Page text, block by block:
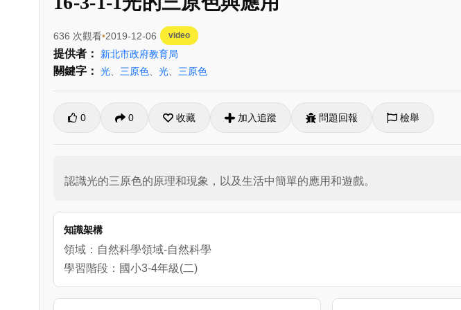
636 次觀看 2019-12-06 video
提供者： 新北市政府教育局
關鍵字： 光 三原色 光 三原色
0 0 收藏 加入追蹤 問題回報 檢舉
認識光的三原色的原理和現象，以及生活中簡單的應用和遊戲。
知識架構
領域：自然科學領域-自然科學
學習階段：國小3-4年級(二)